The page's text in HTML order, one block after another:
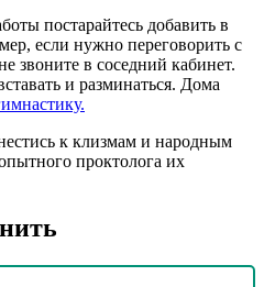
постарайтесь добавить в
если нужно переговорить с
звоните в соседний кабинет.
и разминаться. Дома
к клизмам и народным
проктолога их